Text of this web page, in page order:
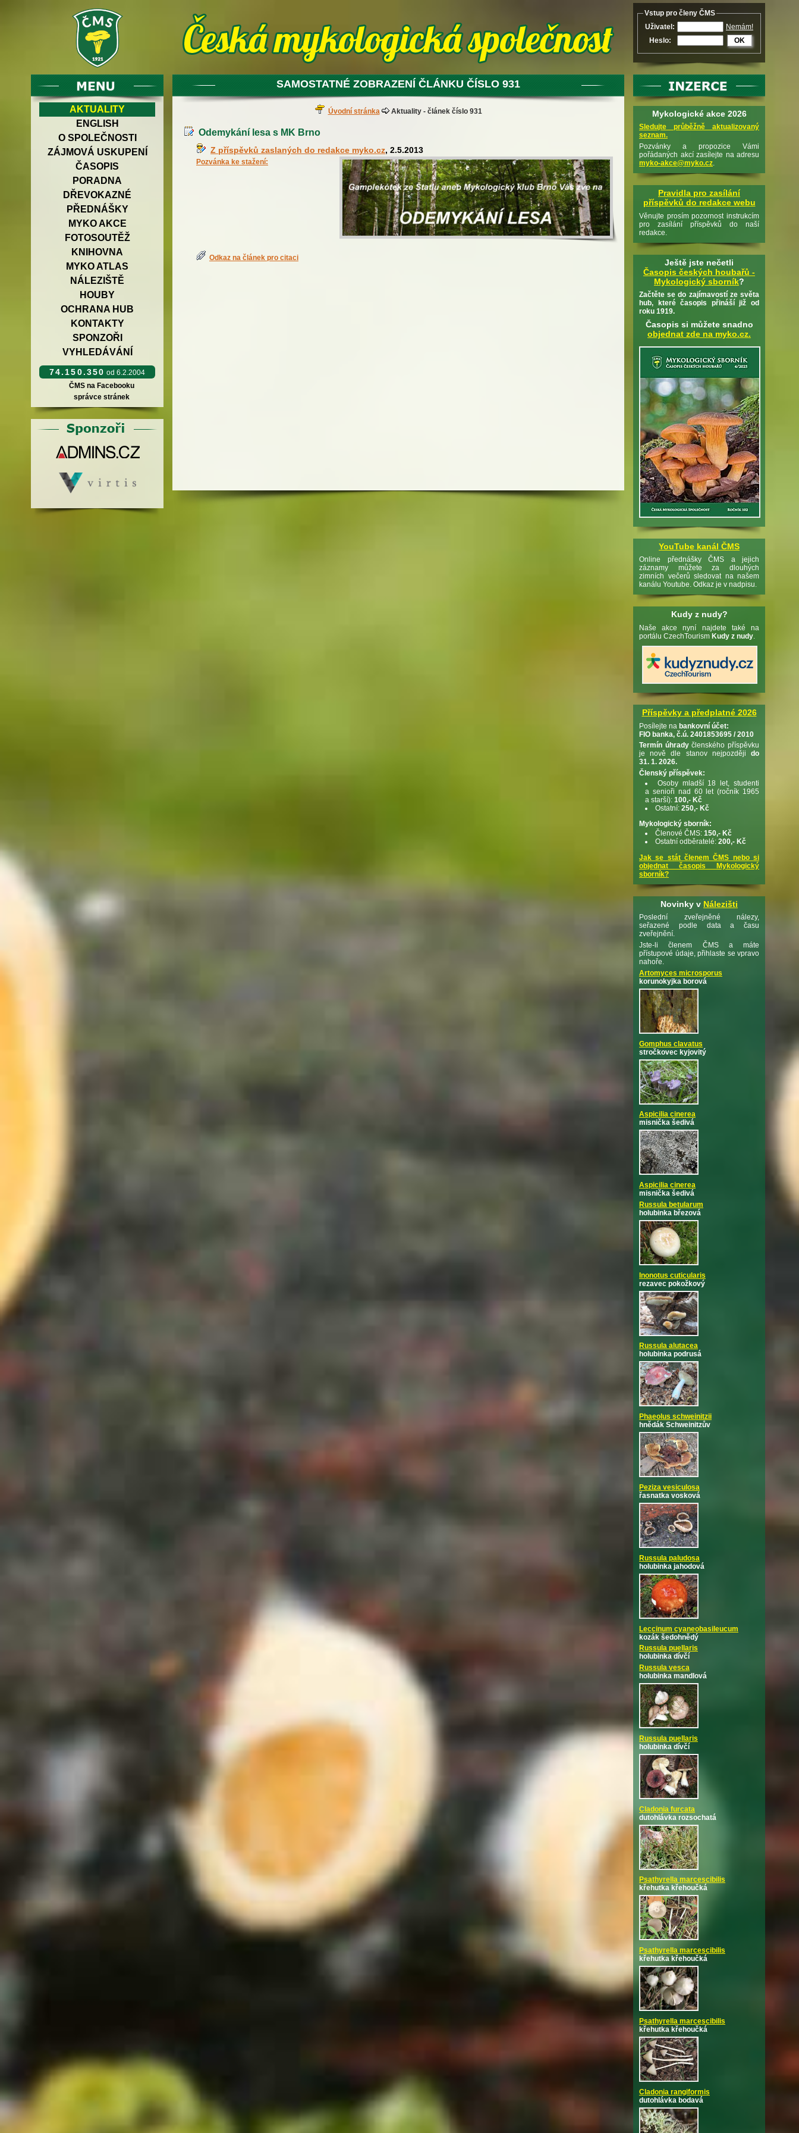
AKTUALITY
ENGLISH
O SPOLEČNOSTI
ZÁJMOVÁ USKUPENÍ
ČASOPIS
PORADNA
DŘEVOKAZNÉ
PŘEDNÁŠKY
MYKO AKCE
FOTOSOUTĚŽ
KNIHOVNA
MYKO ATLAS
NÁLEZIŠTĚ
HOUBY
OCHRANA HUB
KONTAKTY
SPONZOŘI
VYHLEDÁVÁNÍ
74.150.350 od 6.2.2004
ČMS na Facebooku
správce stránek
SAMOSTATNÉ ZOBRAZENÍ ČLÁNKU ČÍSLO 931
Úvodní stránka Aktuality - článek číslo 931
Odemykání lesa s MK Brno
Z příspěvků zaslaných do redakce myko.cz, 2.5.2013
Pozvánka ke stažení:
Odkaz na článek pro citaci
Vstup pro členy ČMS
Uživatel:
Nemám!
Heslo:
OK
Mykologické akce 2026
Sledujte průběžně aktualizovaný
seznam.
Pozvánky a propozice Vámi
pořádaných akcí zasílejte na adresu
myko-akce@myko.cz.
Pravidla pro zasílání
příspěvků do redakce webu
Věnujte prosím pozornost instrukcím
pro zasílání příspěvků do naší
redakce.
Ještě jste nečetli
Časopis českých houbařů -
Mykologický sborník?
Začtěte se do zajímavostí ze světa
hub, které časopis přináší již od
roku 1919.
Časopis si můžete snadno
objednat zde na myko.cz.
YouTube kanál ČMS
Online přednášky ČMS a jejich
záznamy můžete za dlouhých
zimních večerů sledovat na našem
kanálu Youtube. Odkaz je v nadpisu.
Kudy z nudy?
Naše akce nyní najdete také na
portálu CzechTourism Kudy z nudy
Příspěvky a předplatné 2026
Posílejte na bankovní účet:
FIO banka, č.ú. 2401853695 / 2010
Termín úhradyčlenského příspěvku
je nově dle stanov nejpozději do
31. 1. 2026.
Členský příspěvek:
Osoby mladší 18 let, studenti
a senioři nad 60 let (ročník 1965
a starší): 100,- Kč
Ostatní: 250,- Kč
Mykologický sborník:
Členové ČMS: 150,- Kč
Ostatní odběratelé: 200,- Kč
Jak se stát členem ČMS nebo si
objednat časopis Mykologický
sborník?
Novinky v Nálezišti
Poslední zveřejněné nálezy,
seřazené podle data a času
zveřejnění.
Jste-li členem ČMS a máte
přístupové údaje, přihlaste se vpravo
nahoře.
Artomyces microsporus
korunokyjka borová
Gomphus clavatus
stročkovec kyjovitý
Aspicilia cinerea
misnička šedivá
Aspicilia cinerea
misnička šedivá
Russula betularum
holubinka březová
Inonotus cuticularis
rezavec pokožkový
Russula alutacea
holubinka podrusá
Phaeolus schweinitzii
hnědák Schweinitzův
Peziza vesiculosa
řasnatka vosková
Russula paludosa
holubinka jahodová
Leccinum cyaneobasileucum
kozák šedohnědý
Russula puellaris
holubinka dívčí
Russula vesca
holubinka mandlová
Russula puellaris
holubinka dívčí
Cladonia furcata
dutohlávka rozsochatá
Psathyrella marcescibilis
křehutka křehoučká
Psathyrella marcescibilis
křehutka křehoučká
Psathyrella marcescibilis
křehutka křehoučká
Cladonia rangiformis
dutohlávka bodavá